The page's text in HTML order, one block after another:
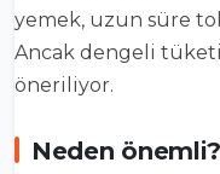
yemek, uzun süre
Ancak dengeli
öneriliyor.
Neden önemli?